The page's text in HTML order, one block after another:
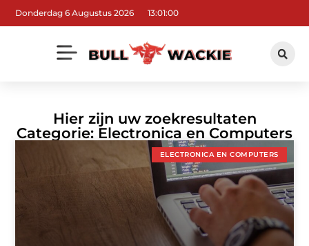
Donderdag 6 Augustus 2026 13:01:00
Hier zijn uw zoekresultaten
Categorie: Electronica en Computers
ELECTRONICA EN COMPUTERS